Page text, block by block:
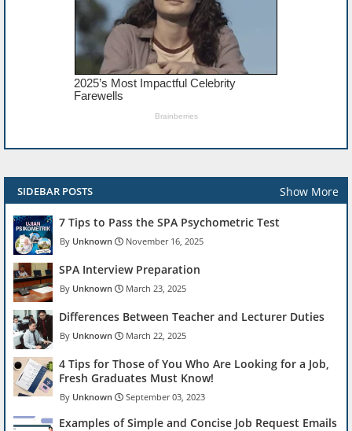
SIDEBAR POSTS Show More
7 Tips to Pass the SPA Psychometric Test
Unknown November 16, 2025
SPA Interview Preparation
Unknown March 23, 2025
Differences Between Teacher and Lecturer Duties
Unknown March 22, 2025
4 Tips for Those of You Who Are Looking for a Job,
Fresh Graduates Must Know!
Unknown September 03, 2023
Examples of Simple and Concise Job Request Emails